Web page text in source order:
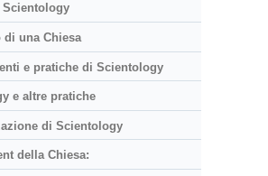
di una Chiesa
e pratiche di Scientology
e altre pratiche
di Scientology
della Chiesa: